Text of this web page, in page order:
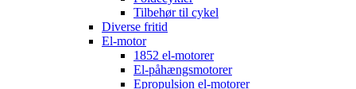
Tilbehør til cykel
Diverse fritid
El-motor
1852 el-motorer
El-påhængsmotorer
Epropulsion el-motorer